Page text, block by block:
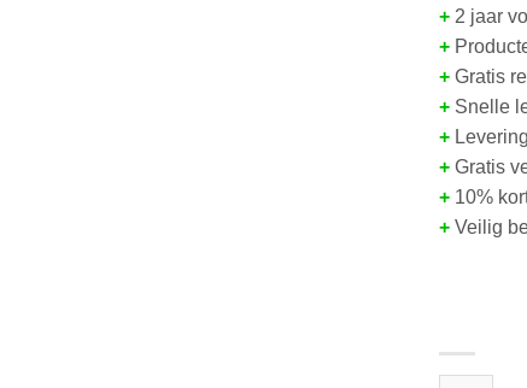
+ 2 jaar
+
+ Gratis
+ Snelle
+
+ Gratis
+ 10%
+ Veilig